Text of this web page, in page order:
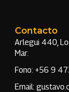
Contacto
Arlegui 440,
Mar.
Fono: +56 9
Email: